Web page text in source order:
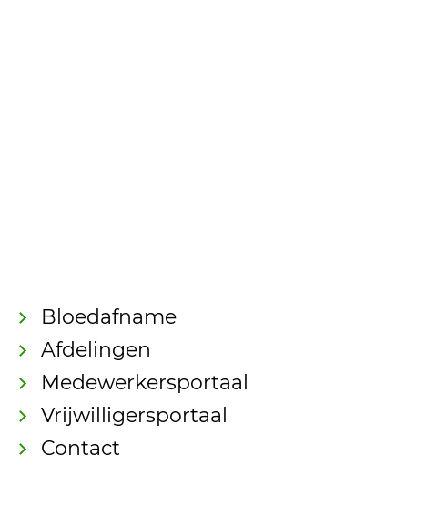
Bloedafname
Afdelingen
Medewerkersportaal
Vrijwilligersportaal
Contact